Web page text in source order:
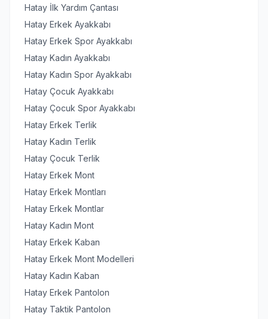
Hatay İlk Yardım Çantası
Hatay Erkek Ayakkabı
Hatay Erkek Spor Ayakkabı
Hatay Kadın Ayakkabı
Hatay Kadın Spor Ayakkabı
Hatay Çocuk Ayakkabı
Hatay Çocuk Spor Ayakkabı
Hatay Erkek Terlik
Hatay Kadın Terlik
Hatay Çocuk Terlik
Hatay Erkek Mont
Hatay Erkek Montları
Hatay Erkek Montlar
Hatay Kadın Mont
Hatay Erkek Kaban
Hatay Erkek Mont Modelleri
Hatay Kadın Kaban
Hatay Erkek Pantolon
Hatay Taktik Pantolon